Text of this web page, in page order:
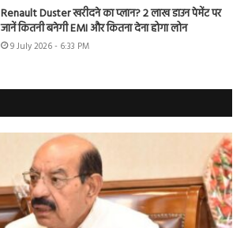
Renault Duster खरीदने का प्लान? 2 लाख डाउन पेमेंट पर
जानें कितनी बनेगी EMI और कितना देना होगा लोन
9 July 2026 - 6:33 PM